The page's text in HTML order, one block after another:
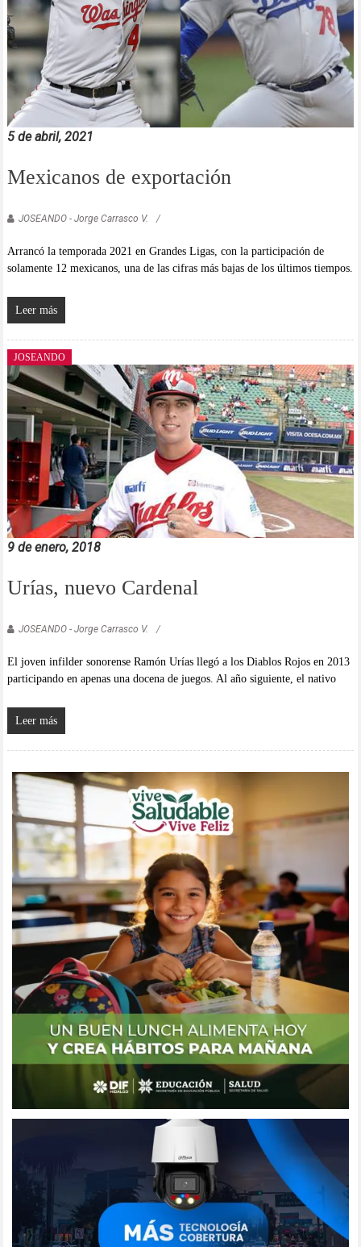
5 de abril, 2021
Mexicanos de exportación
JOSEANDO - Jorge Carrasco V.
Arrancó la temporada 2021 en Grandes Ligas, con la participación de
solamente 12 mexicanos, una de las cifras más bajas de los últimos tiempos.
Leer más
JOSEANDO
9 de enero, 2018
Urías, nuevo Cardenal
JOSEANDO - Jorge Carrasco V.
El joven infilder sonorense Ramón Urías llegó a los Diablos Rojos en 2013
participando en apenas una docena de juegos. Al año siguiente, el nativo
Leer más